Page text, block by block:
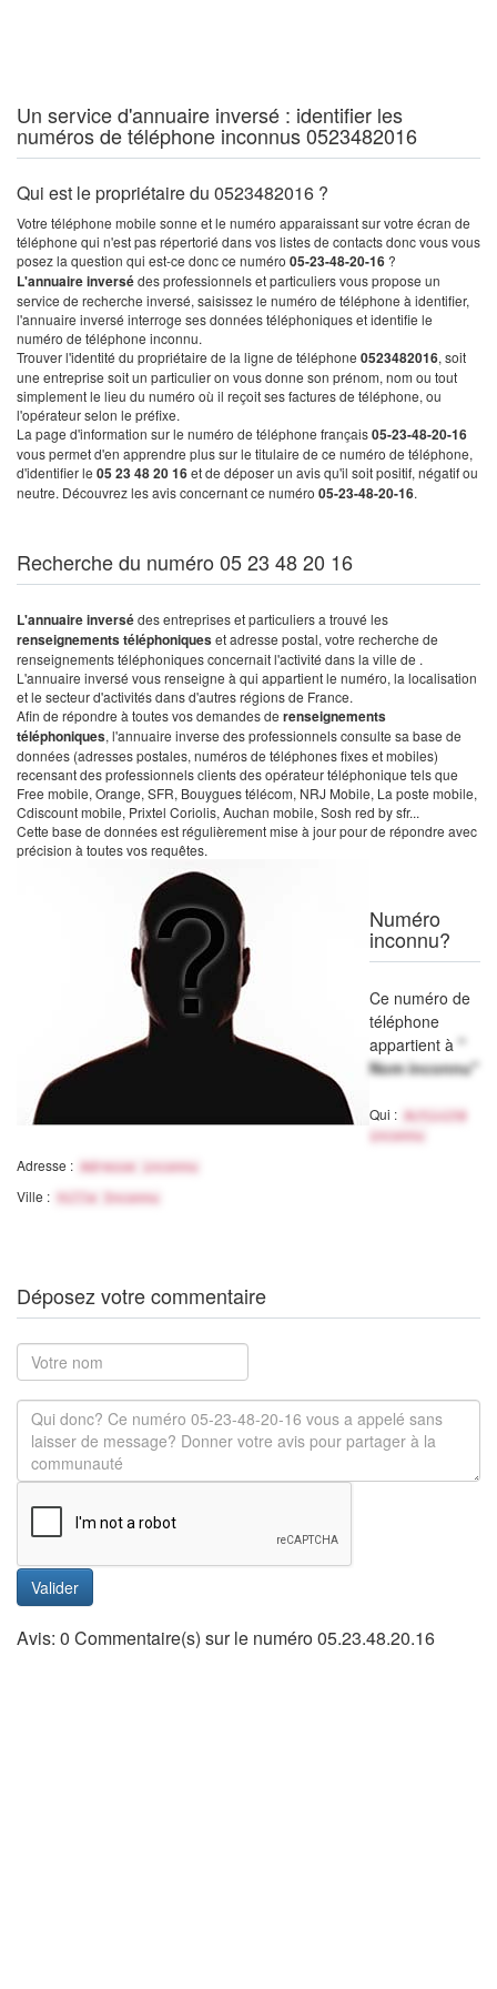
Un service d'annuaire inversé : identifier les
numéros de téléphone inconnus 0523482016
Qui est le propriétaire du 0523482016 ?
Votre téléphone mobile sonne et le numéro apparaissant sur votre écran de
téléphone qui n'est pas répertorié dans vos listes de contacts donc vous vous
posez la question qui est-ce donc ce numéro 05-23-48-20-16 ?
L'annuaire inversédes professionnels et particuliers vous propose un
service de recherche inversé, saisissez le numéro de téléphone à identifier,
l'annuaire inversé interroge ses données téléphoniques et identifie le
numéro de téléphone inconnu.
Trouver l'identité du propriétaire de la ligne de téléphone 0523482016, soit
une entreprise soit un particulier on vous donne son prénom, nom ou tout
simplement le lieu du numéro où il reçoit ses factures de téléphone, ou
l'opérateur selon le préfixe.
La page d'information sur le numéro de téléphone français05-23-48-20-16
vous permet d'en apprendre plus sur le titulaire de ce numéro de téléphone,
d'identifier le 05 23 48 20 16et de déposer un avis qu'il soit positif, négatif ou
neutre. Découvrez les avis concernant ce numéro 05-23-48-20-16.
Recherche du numéro 05 23 48 20 16
L'annuaire inversédes entreprises et particuliers a trouvé les
renseignements téléphoniqueset adresse postal, votre recherche de
renseignements téléphoniques concernait l'activité dans la ville de .
L'annuaire inversé vous renseigne à qui appartient le numéro, la localisation
et le secteur d'activités dans d'autres régions de France.
Afin de répondre à toutes vos demandes de renseignements
téléphoniques, l'annuaire inverse des professionnels consulte sa base de
données (adresses postales, numéros de téléphones fixes et mobiles)
recensant des professionnels clients des opérateur téléphonique tels que
Free mobile, Orange, SFR, Bouygues télécom, NRJ Mobile, La poste mobile,
Cdiscount mobile, Prixtel Coriolis, Auchan mobile, Sosh red by sfr...
Cette base de données est régulièrement mise à jour pour de répondre avec
précision à toutes vos requêtes.
Numéro
inconnu?
Ce numéro de
téléphone
appartient à "
Nom inconnu"
Qui :
Activité
inconnu
Adresse : Adresse inconnu
Ville : Ville Inconnu
Déposez votre commentaire
Valider
Avis: 0 Commentaire(s) sur le numéro 05.23.48.20.16